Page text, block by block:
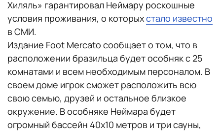
Хиляль» гарантировал Неймару роскошные
условия проживания, о которыхстало известно
в СМИ.
Издание Foot Mercato сообщает о том, что в
расположении бразильца будет особняк с 25
комнатами и всем необходимым персоналом. В
своем доме игрок сможет расположить всю
свою семью, друзей и остальное близкое
окружение. В особняке Неймара будет
огромный бассейн 40х10 метров и три сауны,